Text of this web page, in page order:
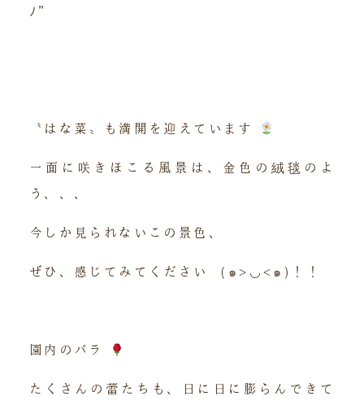
ﾉ”
〝はな菜〟も満開を迎えています
一面に咲きほこる風景は、金色の絨毯のよ
う、、、
今しか見られないこの景色、
ぜひ、感じてみてください (๑>◡<๑)！！
園内のバラ
たくさんの蕾たちも、日に日に膨らんできて